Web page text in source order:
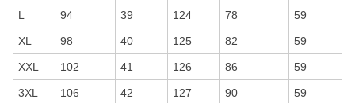
L 94 39 124 78 59
XL 98 40 125 82 59
XXL 102 41 126 86 59
3XL 106 42 127 90 59